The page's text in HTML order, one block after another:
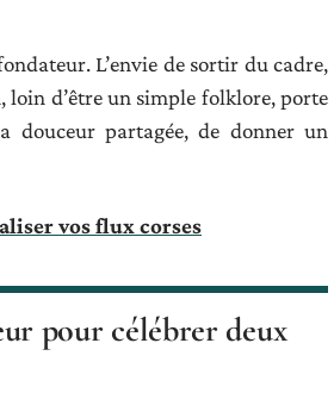
L’envie de sortir du cadre,
loin d’être un simple folklore, porte
douceur partagée, de donner un
vos flux corses
pour célébrer deux